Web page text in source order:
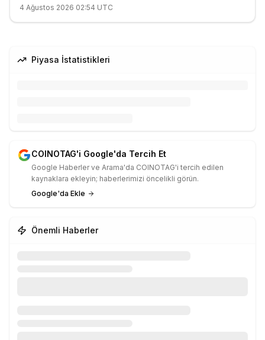
4 Ağustos 2026 02:54 UTC
Piyasa İstatistikleri
COINOTAG'i Google'da Tercih Et
Google Haberler ve Arama'da COINOTAG'i tercih edilen
kaynaklara ekleyin; haberlerimizi öncelikli görün.
Google'da Ekle
Önemli Haberler